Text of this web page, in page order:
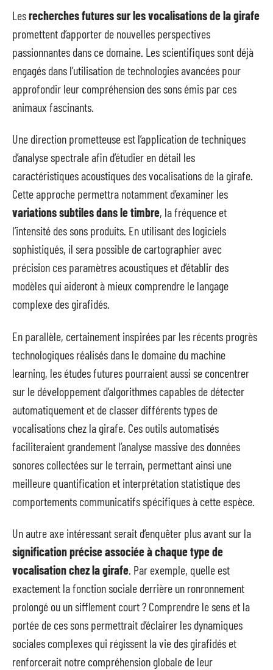
Lesrecherches futures sur les vocalisations de la girafe
promettent d’apporter de nouvelles perspectives
passionnantes dans ce domaine. Les scientifiques sont déjà
engagés dans l’utilisation de technologies avancées pour
approfondir leur compréhension des sons émis par ces
animaux fascinants.
Une direction prometteuse est l’application de techniques
d’analyse spectrale afin d’étudier en détail les
caractéristiques acoustiques des vocalisations de la girafe.
Cette approche permettra notamment d’examiner les
variations subtiles dans le timbre, la fréquence et
l’intensité des sons produits. En utilisant des logiciels
sophistiqués, il sera possible de cartographier avec
précision ces paramètres acoustiques et d’établir des
modèles qui aideront à mieux comprendre le langage
complexe des girafidés.
En parallèle, certainement inspirées par les récents progrès
technologiques réalisés dans le domaine du machine
learning, les études futures pourraient aussi se concentrer
sur le développement d’algorithmes capables de détecter
automatiquement et de classer différents types de
vocalisations chez la girafe. Ces outils automatisés
faciliteraient grandement l’analyse massive des données
sonores collectées sur le terrain, permettant ainsi une
meilleure quantification et interprétation statistique des
comportements communicatifs spécifiques à cette espèce.
Un autre axe intéressant serait d’enquêter plus avant sur la
signification précise associée à chaque type de
vocalisation chez la girafe. Par exemple, quelle est
exactement la fonction sociale derrière un ronronnement
prolongé ou un sifflement court ? Comprendre le sens et la
portée de ces sons permettrait d’éclairer les dynamiques
sociales complexes qui régissent la vie des girafidés et
renforcerait notre compréhension globale de leur